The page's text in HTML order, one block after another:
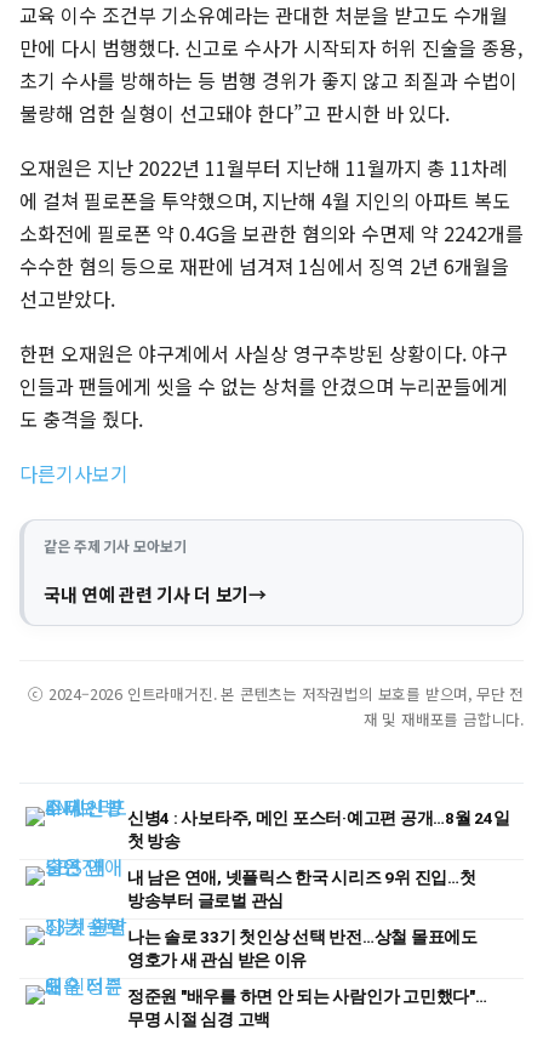
교육 이수 조건부 기소유예라는 관대한 처분을 받고도 수개월
만에 다시 범행했다. 신고로 수사가 시작되자 허위 진술을 종용,
초기 수사를 방해하는 등 범행 경위가 좋지 않고 죄질과 수법이
불량해 엄한 실형이 선고돼야 한다”고 판시한 바 있다.
오재원은 지난 2022년 11월부터 지난해 11월까지 총 11차례
에 걸쳐 필로폰을 투약했으며, 지난해 4월 지인의 아파트 복도
소화전에 필로폰 약 0.4G을 보관한 혐의와 수면제 약 2242개를
수수한 혐의 등으로 재판에 넘겨져 1심에서 징역 2년 6개월을
선고받았다.
한편 오재원은 야구계에서 사실상 영구추방된 상황이다. 야구
인들과 팬들에게 씻을 수 없는 상처를 안겼으며 누리꾼들에게
도 충격을 줬다.
다른기사보기
같은 주제 기사 모아보기
국내 연예 관련 기사 더 보기
ⓒ 2024–2026 인트라매거진. 본 콘텐츠는 저작권법의 보호를 받으며, 무단 전
재 및 재배포를 금합니다.
신병4 : 사보타주, 메인 포스터·예고편 공개…8월 24일
첫 방송
내 남은 연애, 넷플릭스 한국 시리즈 9위 진입…첫
방송부터 글로벌 관심
나는 솔로 33기 첫인상 선택 반전…상철 몰표에도
영호가 새 관심 받은 이유
정준원 "배우를 하면 안 되는 사람인가 고민했다"…
무명 시절 심경 고백